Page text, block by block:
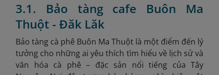
3.1. Bảo tàng cafe Buôn Ma
Thuột - Đăk Lăk
Bảo tàng cà phê Buôn Ma Thuột là một điểm đến lý
tưởng cho những ai yêu thích tìm hiểu về lịch sử và
văn hóa cà phê – đặc sản nổi tiếng của Tây